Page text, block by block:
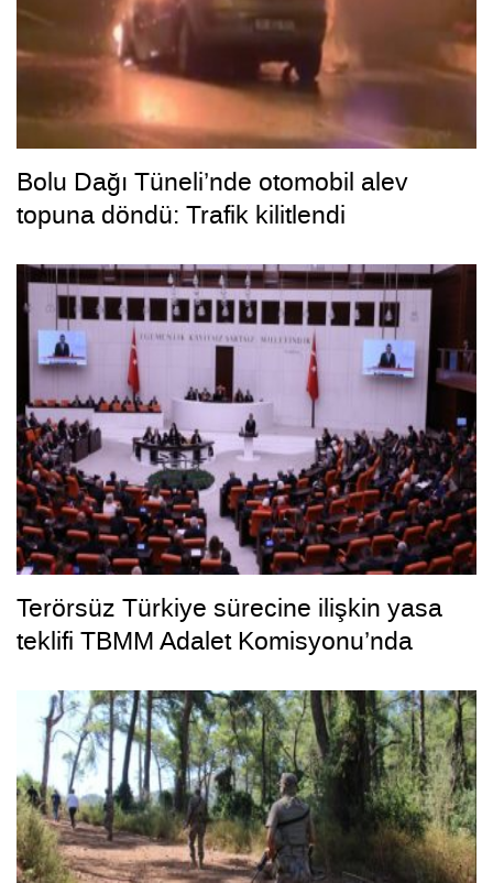
Bolu Dağı Tüneli’nde otomobil alev
topuna döndü: Trafik kilitlendi
Terörsüz Türkiye sürecine ilişkin yasa
teklifi TBMM Adalet Komisyonu’nda